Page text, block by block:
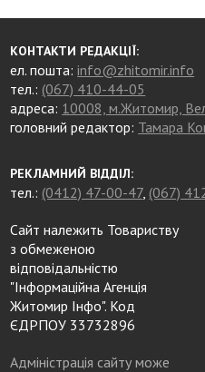
КОНТАКТИ РЕДАКЦІЇ:
ел. пошта:info@zhitomir.info
тел.: (067) 410-44-05
адреса: 10008, м.Житомир,
головний редактор: Тамара
РЕКЛАМНИЙ ВІДДІЛ:
тел.: (0412) 47-00-47, (067)
Сайт належить Товариству
з обмеженою
відповідальністю
"Інформаційна Агенція
Житомир Інфо". Код
ЄДРПОУ 33732896
Адміністрація сайту може